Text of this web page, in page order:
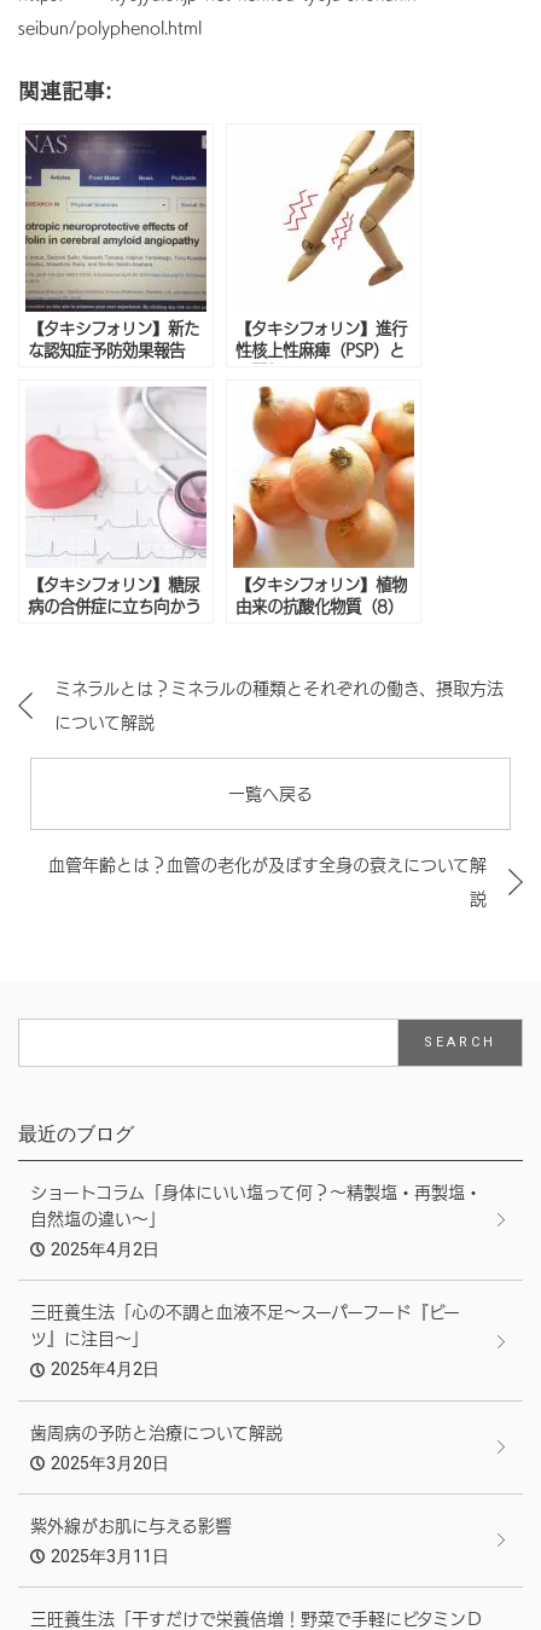
seibun/polyphenol.html
関連記事:
【タキシフォリン】新た
な認知症予防効果報告
【タキシフォリン】進行
性核上性麻痺（PSP）と
【タキシフォリン】糖尿
病の合併症に立ち向かう
【タキシフォリン】植物
由来の抗酸化物質（8）
ミネラルとは？ミネラルの種類とそれぞれの働き、摂取方法
について解説
一覧へ戻る
血管年齢とは？血管の老化が及ぼす全身の衰えについて解
説
最近のブログ
ショートコラム「身体にいい塩って何？～精製塩・再製塩・
自然塩の違い～」
2025年4月2日
三旺養生法「心の不調と血液不足～スーパーフード『ビー
ツ』に注目～」
2025年4月2日
歯周病の予防と治療について解説
2025年3月20日
紫外線がお肌に与える影響
2025年3月11日
三旺養生法「干すだけで栄養倍増！野菜で手軽にビタミンＤ